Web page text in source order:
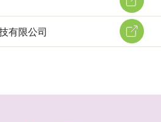
有限公司